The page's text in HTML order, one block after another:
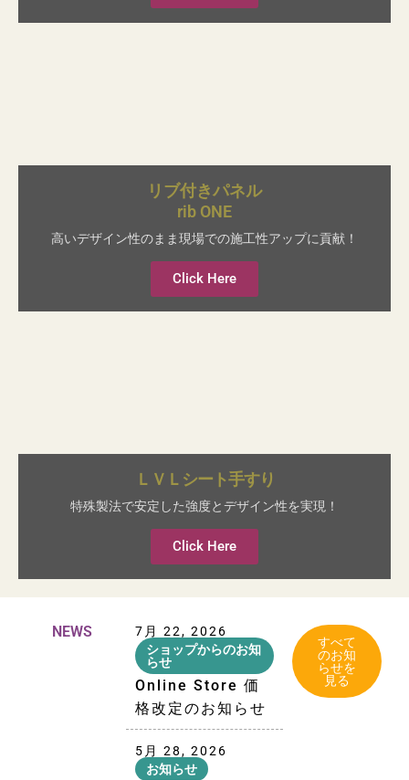
リブ付きパネル
rib ONE
高いデザイン性のまま現場での施工性アップに貢献！
Click Here
ＬＶＬシート手すり
特殊製法で安定した強度とデザイン性を実現！
Click Here
NEWS
7月 22, 2026
ショップからのお知
らせ
Online Store 価
格改定のお知らせ
5月 28, 2026
お知らせ
すべて
のお知
らせを
見る